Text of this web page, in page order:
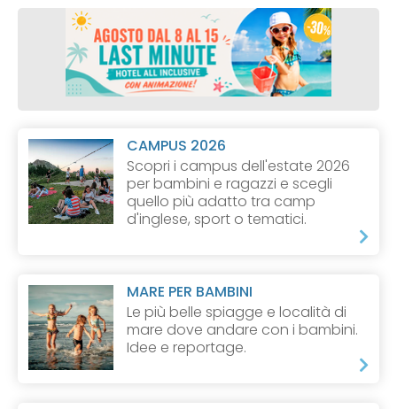
CAMPUS 2026
Scopri i campus dell'estate 2026
per bambini e ragazzi e scegli
quello più adatto tra camp
d'inglese, sport o tematici.
MARE PER BAMBINI
Le più belle spiagge e località di
mare dove andare con i bambini.
Idee e reportage.